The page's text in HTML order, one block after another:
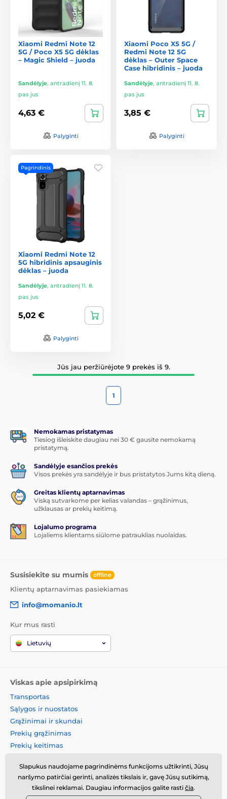
Xiaomi Redmi Note 12
5G / Poco X5 5G dėklas
– Magic Shield – juoda
Sandėlyje, antradienį 11. 8.
pas jus
4,63 €
Palyginti
Xiaomi Poco X5 5G /
Redmi Note 12 5G
dėklas – Outer Space
Case hibridinis – juoda
Sandėlyje, antradienį 11. 8.
pas jus
3,85 €
Palyginti
Pagrindinis
Xiaomi Redmi Note 12
5G hibridinis apsauginis
dėklas – juoda
Sandėlyje, antradienį 11. 8.
pas jus
5,02 €
Palyginti
Jūs jau peržiūrėjote 9 prekės iš 9.
1
Nemokamas pristatymas
Tiesiog išleiskite daugiau nei 30 € gausite nemokamą
pristatymą.
Sandėlyje esančios prekės
Visos prekės yra sandėlyje ir bus pristatytos Jums kitą dieną.
Greitas klientų aptarnavimas
Viską sutvarkome per kelias valandas – grąžinimus,
užklausas ar prekių keitimą.
Lojalumo programa
Lojaliems klientams siūlome patrauklias nuolaidas.
Susisiekite su mumis offline
Klientų aptarnavimas pasiekiamas
info@momanio.lt
Kur mus rasti
Lietuvių
Viskas apie apsipirkimą
Transportas
Sąlygos ir nuostatos
Grąžinimai ir skundai
Prekių grąžinimas
Prekių keitimas
Kontaktinė informacija
Informacija apie asmens
duomenų tvarkymą
Slapukus naudojame pagrindinėms funkcijoms užtikrinti, Jūsų
naršymo patirčiai gerinti, analizės tikslais ir, gavę Jūsų sutikimą,
tikslinei reklamai. Daugiau informacijos galite rasti čia.